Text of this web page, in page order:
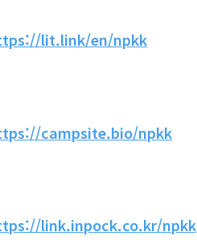
lit.link/en/npkk
campsite.bio/npkk
link.inpock.co.kr/npkk